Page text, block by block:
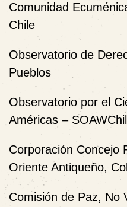
Comunidad
Chile
Observatorio de
Pueblos
Observatorio por el
Américas –
Corporación Concejo
Oriente Antiqueño,
Comisión de Paz, No